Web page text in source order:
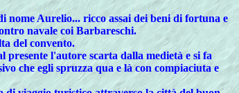
nome Aurelio... ricco assai dei beni di fortuna e
navale coi Barbareschi.
del convento.
presente l'autore scarta dalla medietà e si fa
che egli spruzza qua e là con compiaciuta e